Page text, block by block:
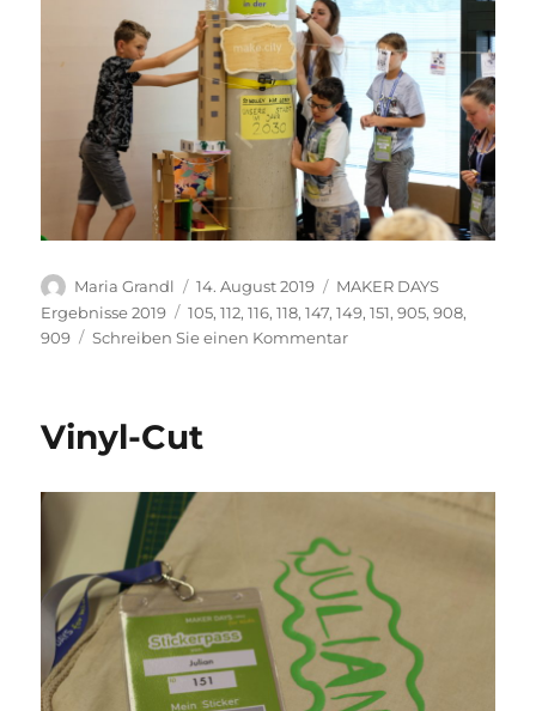
Autor
Maria Grandl
Veröffentlicht
am
14. August 2019 Kategorien
MAKER DAYS
Ergebnisse 2019
Schlagwörter
105,112,116,118,147,149,151,905,908,
909
Schreiben Sie einen Kommentarzu
Vinyl-Cut